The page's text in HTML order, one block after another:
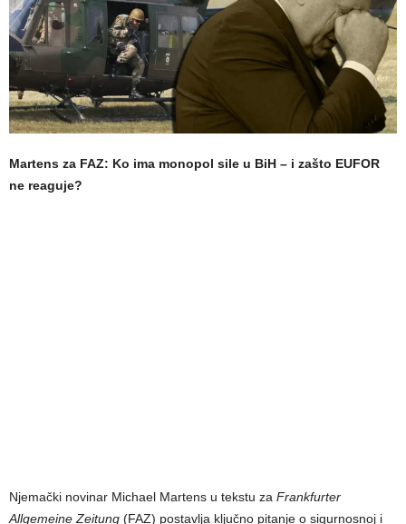
Martens za FAZ: Ko ima monopol sile u BiH – i zašto EUFOR
ne reaguje?
Njemački novinar Michael Martens u tekstu za Frankfurter
Allgemeine Zeitung (FAZ) postavlja ključno pitanje o sigurnosnoj i